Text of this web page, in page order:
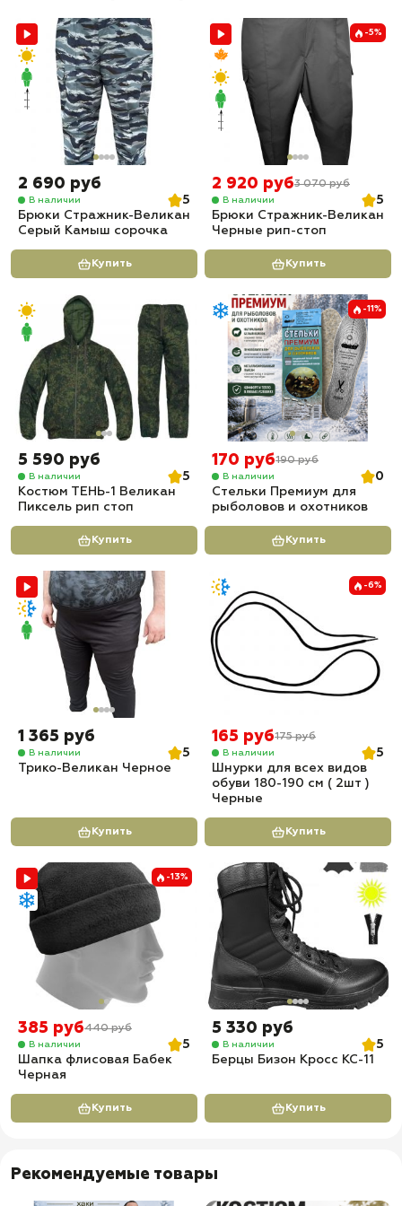
2 690 руб
В наличии
5
Брюки Стражник-Великан
Серый Камыш сорочка
Купить
-5%
2 920 руб3 070 руб
В наличии
5
Брюки Стражник-Великан
Черные рип-стоп
Купить
5 590 руб
В наличии
5
Костюм ТЕНЬ-1 Великан
Пиксель рип стоп
Купить
-11%
170 руб190 руб
В наличии
0
Стельки Премиум для
рыболовов и охотников
Купить
1 365 руб
В наличии
5
Трико-Великан Черное
Купить
-6%
165 руб175 руб
В наличии
5
Шнурки для всех видов
обуви 180-190 см ( 2шт )
Черные
Купить
-13%
385 руб440 руб
В наличии
5
Шапка флисовая Бабек
Черная
Купить
5 330 руб
В наличии
5
Берцы Бизон Кросс КС-11
Купить
Рекомендуемые товары